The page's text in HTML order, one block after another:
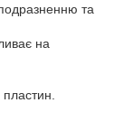
та
на